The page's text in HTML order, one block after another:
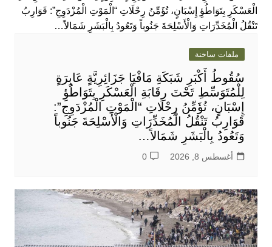
ملفات ساخنة
سُقُوطُ أَكْبَرِ شَبَكَةِ مَافْيَا جَزَائِرِيَّةٍ عَابِرَةٍ
لِلْمُتَوَسِّطِ تَحْتَ رِقَابَةِ الْعَسْكَرِ بِتَوَاطُؤِ
إِسْبَانٍ، تُؤَمِّنُ رِحْلَاتِ “الْمَوْتِ الْمُزْدَوِجِ”:
قَوَارِبُ تَنْقُلُ الْمُخَدِّرَاتِ وَالْأَسْلِحَةَ جَنُوباً
وَتَعُودُ بِالْبَشَرِ شَمَالاً…
أغسطس 8, 2026 0